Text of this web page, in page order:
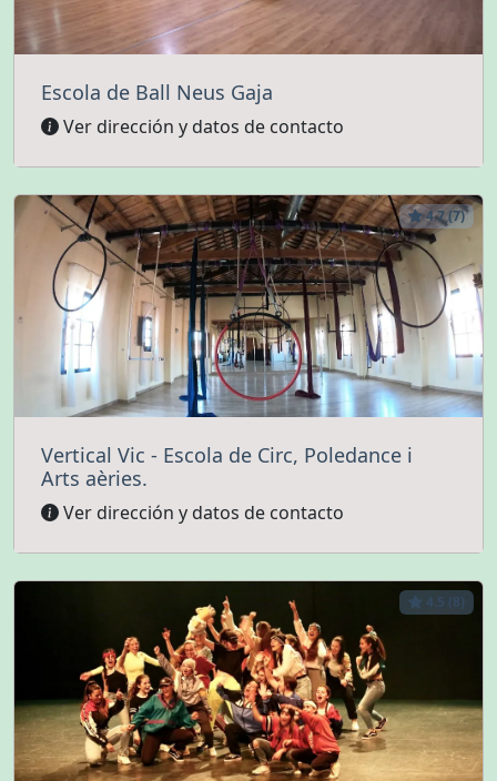
Escola de Ball Neus Gaja
Ver dirección y datos de contacto
4.7 (7)
Vertical Vic - Escola de Circ, Poledance i
Arts aèries.
Ver dirección y datos de contacto
4.5 (8)